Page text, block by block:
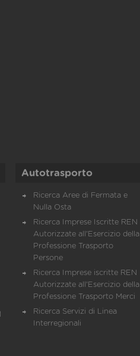
Autotrasporto
Ricerca Aree di Fermata e
Nulla Osta
Ricerca Imprese Iscritte REN
Autorizzate all'Esercizio della
Professione Trasporto
Persone
Ricerca Imprese iscritte REN
Autorizzate all'Esercizio della
Professione Trasporto Merci
Ricerca Servizi di Linea
Interregionali